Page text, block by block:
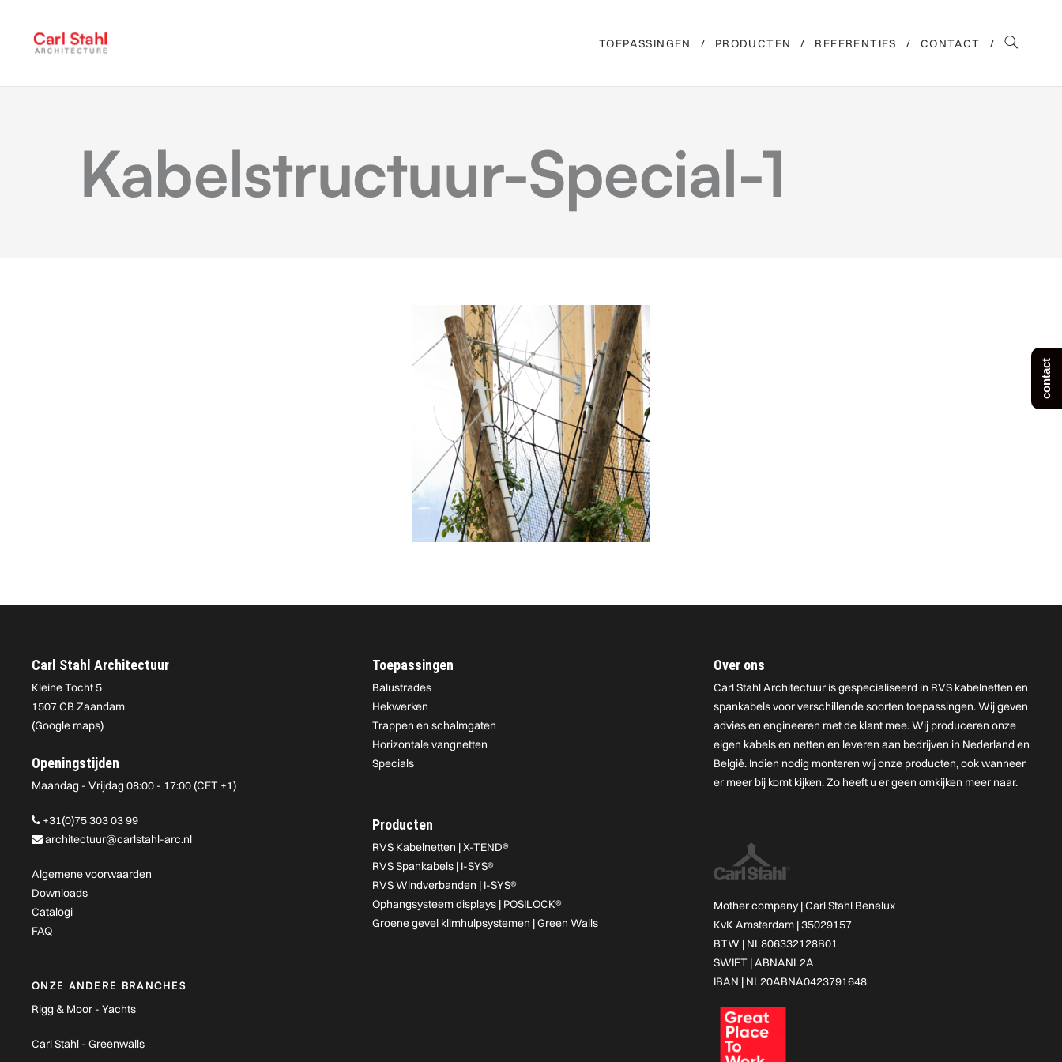
TOEPASSINGEN PRODUCTEN REFERENTIES CONTACT
Kabelstructuur-Special-1
Carl Stahl Architectuur
Kleine Tocht 5
1507 CB Zaandam
(Google maps)
Openingstijden
Maandag - Vrijdag 08:00 - 17:00 (CET +1)
+31(0)75 303 03 99
architectuur@carlstahl-arc.nl
Algemene voorwaarden
Downloads
Catalogi
FAQ
ONZE ANDERE BRANCHES
Rigg & Moor - Yachts
Carl Stahl - Greenwalls
Toepassingen
Balustrades
Hekwerken
Trappen en schalmgaten
Horizontale vangnetten
Specials
Producten
RVS Kabelnetten | X-TEND®
RVS Spankabels | I-SYS®
RVS Windverbanden | I-SYS®
Ophangsysteem displays | POSILOCK®
Groene gevel klimhulpsystemen | Green Walls
Over ons
Carl Stahl Architectuur is gespecialiseerd in RVS kabelnetten en
spankabels voor verschillende soorten toepassingen. Wij geven
advies en engineeren met de klant mee. Wij produceren onze
eigen kabels en netten en leveren aan bedrijven in Nederland en
België. Indien nodig monteren wij onze producten, ook wanneer
er meer bij komt kijken. Zo heeft u er geen omkijken meer naar.
Mother company |Carl Stahl Benelux
KvK Amsterdam | 35029157
BTW | NL806332128B01
SWIFT | ABNANL2A
IBAN | NL20ABNA0423791648
contact